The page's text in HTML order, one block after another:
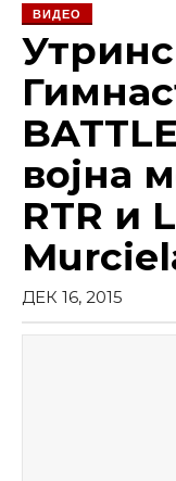
ВИДЕО
војна
RTR и
ДЕК 16, 2015